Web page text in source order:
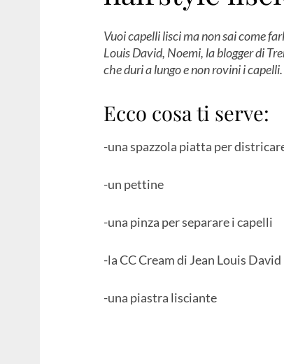
Vuoi capelli lisci ma non sai come
Louis David, Noemi, la blogger di
che duri a lungo e non rovini i capelli.
Ecco cosa ti serve:
-una spazzola piatta per
-un pettine
-una pinza per separare i capelli
-la CC Cream di Jean Louis David
-una piastra lisciante